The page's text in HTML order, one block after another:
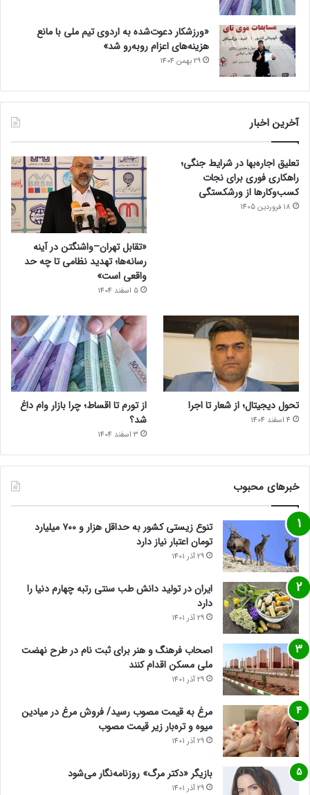
«ورزشکار دعوت‌شده به اردوی تیم ملی با مانع
هزینه‌های اعزام روبه‌رو شد»
29 بهمن 1404
آخرین اخبار
تعلیق اجاره‌بها در شرایط جنگی؛
راهکاری فوری برای نجات
کسب‌وکارها از ورشکستگی
18 فروردین 1405
«تقابل تهران–واشنگتن در آینه
رسانه‌ها؛ تهدید نظامی تا چه حد
واقعی است»
5 اسفند 1404
تحول دیجیتال؛ از شعار تا اجرا
4 اسفند 1404
از تورم تا اقساط؛ چرا بازار وام داغ
شد؟
3 اسفند 1404
خبرهای محبوب
تنوع زیستی کشور به حداقل هزار و ۷۰۰ میلیارد
تومان اعتبار نیاز دارد
29 آذر 1401
ایران در تولید دانش طب سنتی رتبه چهارم دنیا را
دارد
29 آذر 1401
اصحاب فرهنگ و هنر برای ثبت نام در طرح نهضت
ملی مسکن اقدام کنند
29 آذر 1401
مرغ به قیمت مصوب رسید/ فروش مرغ در میادین
میوه و تره‌بار زیر قیمت مصوب
29 آذر 1401
بازیگر «دکتر مرگ» روزنامه‌نگار می‌شود
29 آذر 1401